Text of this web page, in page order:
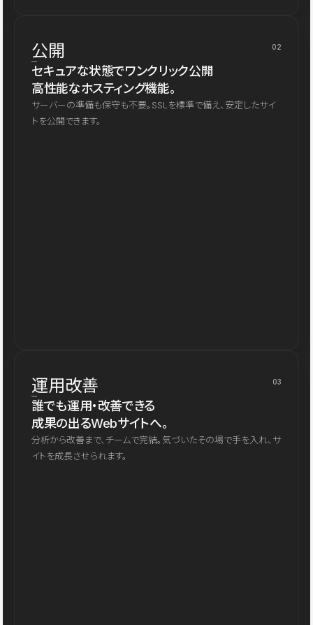
公開 02
セキュアな状態でワンクリック公開
高性能なホスティング機能。
サーバーの準備も保守も不要。SSLを標準で備え、安定したサイ
トを公開できます。
運用改善 03
誰でも運用・改善できる
成果の出るWebサイトへ。
分析から改善まで、チームで完結。気づいたその場で手を入れ、サ
イトを成長させられます。